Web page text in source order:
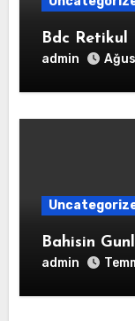
Bdc Retikul
admin
Bahisin
admin